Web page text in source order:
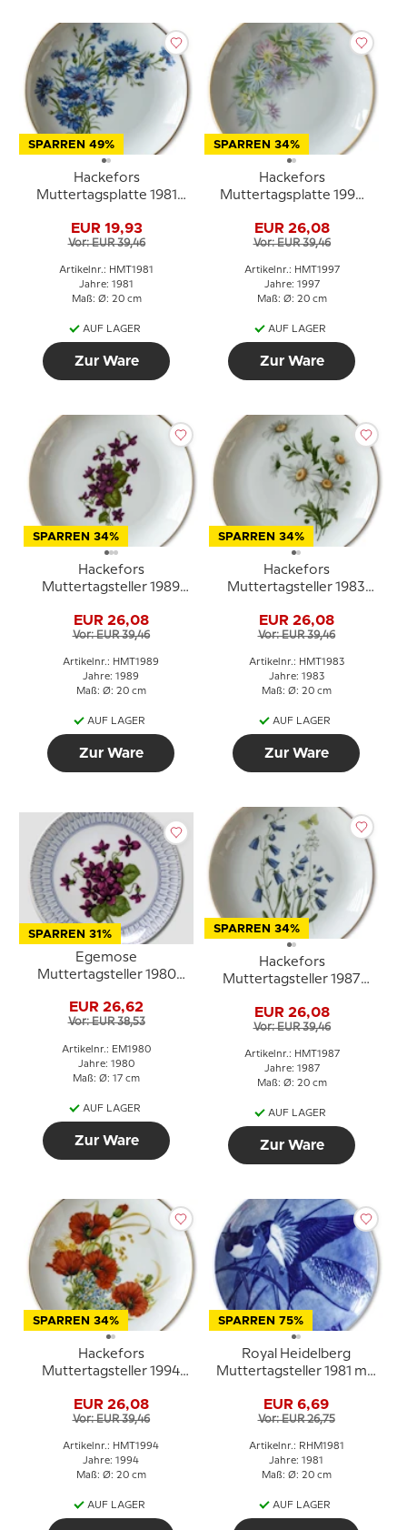
SPARREN 49%
Hackefors
Muttertagsplatte 1981
EUR 19,93
Vor: EUR 39,46
Artikelnr.: HMT1981
Jahre: 1981
Maß: Ø: 20 cm
AUF LAGER
Zur Ware
SPARREN 34%
Hackefors
Muttertagsplatte 1997
Goldrand
EUR 26,08
Vor: EUR 39,46
Artikelnr.: HMT1997
Jahre: 1997
Maß: Ø: 20 cm
AUF LAGER
Zur Ware
SPARREN 34%
Hackefors
Muttertagsteller 1989
EUR 26,08
Vor: EUR 39,46
Artikelnr.: HMT1989
Jahre: 1989
Maß: Ø: 20 cm
AUF LAGER
Zur Ware
SPARREN 34%
Hackefors
Muttertagsteller 1983
EUR 26,08
Vor: EUR 39,46
Artikelnr.: HMT1983
Jahre: 1983
Maß: Ø: 20 cm
AUF LAGER
Zur Ware
SPARREN 31%
Egemose
Muttertagsteller 1980
EUR 26,62
Vor: EUR 38,53
Artikelnr.: EM1980
Jahre: 1980
Maß: Ø: 17 cm
AUF LAGER
Zur Ware
SPARREN 34%
Hackefors
Muttertagsteller 1987
Goldrand
EUR 26,08
Vor: EUR 39,46
Artikelnr.: HMT1987
Jahre: 1987
Maß: Ø: 20 cm
AUF LAGER
Zur Ware
SPARREN 34%
Hackefors
Muttertagsteller 1994
EUR 26,08
Vor: EUR 39,46
Artikelnr.: HMT1994
Jahre: 1994
Maß: Ø: 20 cm
AUF LAGER
SPARREN 75%
Royal Heidelberg
Muttertagsteller 1981 mit
EUR 6,69
Vor: EUR 26,75
Artikelnr.: RHM1981
Jahre: 1981
Maß: Ø: 20 cm
AUF LAGER